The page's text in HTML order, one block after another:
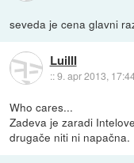
seveda je cena glavni
LuiIII
::9. apr 2013,
Who cares...
Zadeva je zaradi
drugače niti ni napačna.